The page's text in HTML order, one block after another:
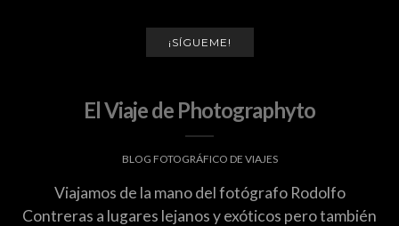
¡SÍGUEME!
El Viaje de Photographyto
BLOG FOTOGRÁFICO DE VIAJES
Viajamos de la mano del fotógrafo Rodolfo
Contreras a lugares lejanos y exóticos pero también